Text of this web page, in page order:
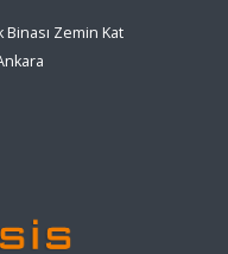
Zemin Kat